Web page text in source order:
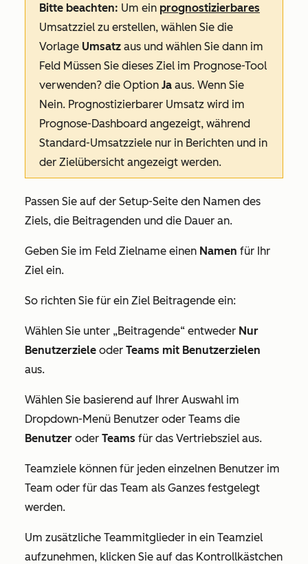
Bitte beachten: Um ein prognostizierbares
Umsatzziel zu erstellen, wählen Sie die
Vorlage Umsatz aus und wählen Sie dann im
Feld Müssen Sie dieses Ziel im Prognose-Tool
verwenden? die Option Ja aus. Wenn Sie
Nein. Prognostizierbarer Umsatz wird im
Prognose-Dashboard angezeigt, während
Standard-Umsatzziele nur in Berichten und in
der Zielübersicht angezeigt werden.
Passen Sie auf der Setup-Seite den Namen des
Ziels, die Beitragenden und die Dauer an.
Geben Sie im Feld Zielname einen Namen für Ihr
Ziel ein.
So richten Sie für ein Ziel Beitragende ein:
Wählen Sie unter „Beitragende“ entweder Nur
Benutzerziele oder Teams mit Benutzerzielen
aus.
Wählen Sie basierend auf Ihrer Auswahl im
Dropdown-Menü Benutzer oder Teams die
Benutzer oder Teams für das Vertriebsziel aus.
Teamziele können für jeden einzelnen Benutzer im
Team oder für das Team als Ganzes festgelegt
werden.
Um zusätzliche Teammitglieder in ein Teamziel
aufzunehmen, klicken Sie auf das Kontrollkästchen